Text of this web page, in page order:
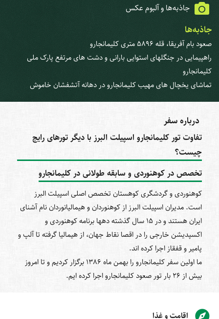
جاذبه‌ها و آلبوم عکس
جاذبه‌ها
صعود بام آفریقا، قله 5896 متری کلیمانجارو
راهپیمایی در جنگل‎های استوایی بارانی و دشت های مرتفع پارک ملی
کلیمانجارو
تماشای یخچال های مهیب کلیمانجارو در دهانه آتشفشان خاموش
درباره سفر
تفاوت تور کلیمانجارو اسپیلت البرز با دیگر تورهای رایج
چیست؟
تخصص در کوهنوردی و سابقه طولانی در کلیمانجارو
کوهنوردی و گردشگری کوهستان تخصص اصلی اسپیلت البرز
است. مدیران اسپیلت البرز از کوهنوردان و هیمالیانوردان نام آشنای
ایران هستند و در 15 سال گذشته دهها برنامه کوهنوردی و
اکسپدیشن خارجی را در اقصا نقاط جهان، از هیمالیا گرفته تا آلپ و
پامیر و قفقاز اجرا کرده اند.
ما اولین سفر کلیمانجارو را بهمن ماه 1386 برگزار کردیم و تا امروز
بیش از 26 بار تور صعود کلیمانجارو اجرا کرده ایم.
اقامت و غذا